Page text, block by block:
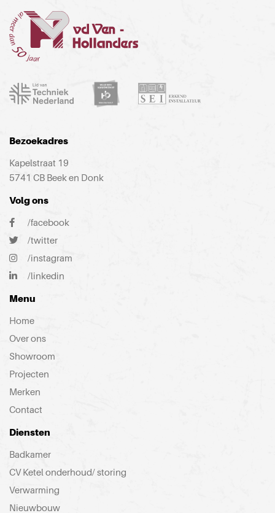
Bezoekadres
Kapelstraat 19
5741 CB Beek en Donk
Volg ons
/facebook
/twitter
/instagram
/linkedin
Menu
Home
Over ons
Showroom
Projecten
Merken
Contact
Diensten
Badkamer
CV Ketel onderhoud/ storing
Verwarming
Nieuwbouw